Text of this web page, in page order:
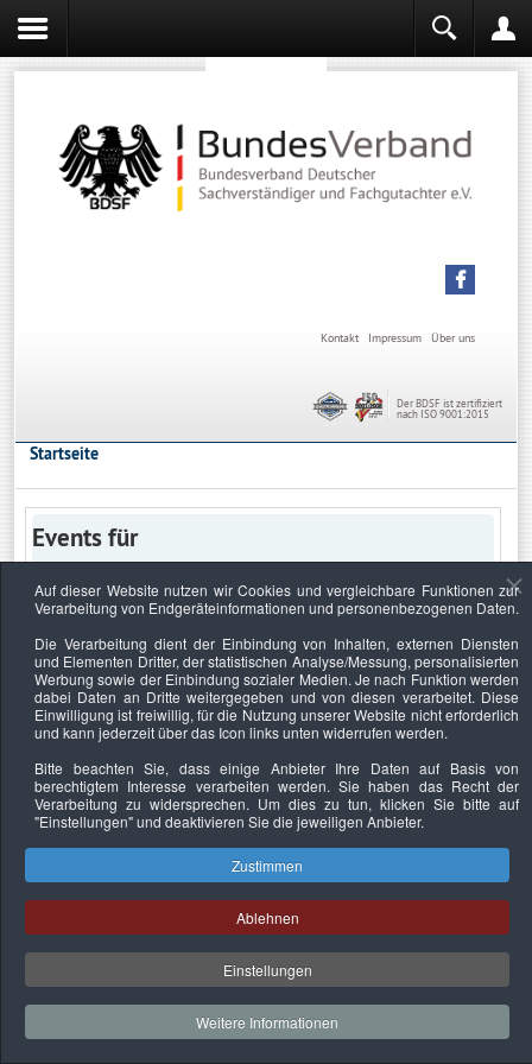
Über uns
Impressum
Kontakt
Der BDSF ist zertifiziert
nach ISO 9001:2015
Startseite
Events für
Keine Termine
Datenschutzerklärung Urheberrechtsnachweise Nachhaltigkeit
Copyright © 2026. Bundesverband Deutscher
Sachverständiger und Fachgutachter e.V..
Auf dieser Website nutzen wir Cookies und vergleichbare Funktionen zur
Verarbeitung von Endgeräteinformationen und personenbezogenen Daten.
Die Verarbeitung dient der Einbindung von Inhalten, externen Diensten
und Elementen Dritter, der statistischen Analyse/Messung, personalisierten
Werbung sowie der Einbindung sozialer Medien. Je nach Funktion werden
dabei Daten an Dritte weitergegeben und von diesen verarbeitet. Diese
Einwilligung ist freiwillig, für die Nutzung unserer Website nicht erforderlich
und kann jederzeit über das Icon links unten widerrufen werden.
Bitte beachten Sie, dass einige Anbieter Ihre Daten auf Basis von
berechtigtem Interesse verarbeiten werden. Sie haben das Recht der
Verarbeitung zu widersprechen. Um dies zu tun, klicken Sie bitte auf
"Einstellungen"und deaktivieren Sie die jeweiligen Anbieter.
Zustimmen
Ablehnen
Einstellungen
Weitere Informationen